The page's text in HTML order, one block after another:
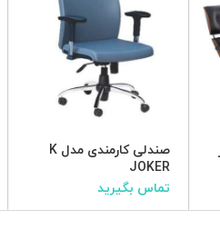
صندلی کارمندی مدل K
JOKER
تماس بگیرید